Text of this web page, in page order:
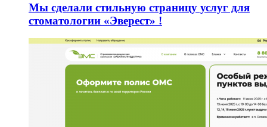
Мы сделали стильную страницу услуг для
стоматологии «Эверест» !